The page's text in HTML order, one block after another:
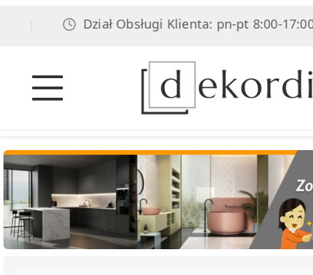
Dział Obsługi Klienta: pn-pt 8:00-17:00,